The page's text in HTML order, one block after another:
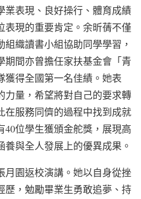
業表現、良好操行、體育成績
表現的重要肯定。余昕蒨不僅
織讀書小組協助同學學習，
期間亦曾擔任家扶基金會「青
獲得全國第一名佳績。她表
力量，希望將對自己的要求轉
在服務同儕的過程中找到成就
位學生獲頒金舵獎，展現高
與全人發展上的優異成果。
月園返校演講。她以自身從挫
歷，勉勵畢業生勇敢追夢、持